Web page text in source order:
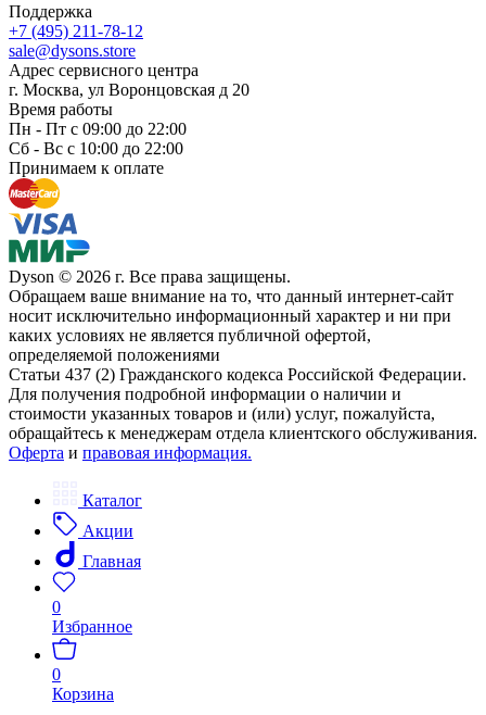
Поддержка
+7 (495) 211-78-12
sale@dysons.store
Адрес сервисного центра
г. Москва, ул Воронцовская д 20
Время работы
Пн - Пт с 09:00 до 22:00
Сб - Вс с 10:00 до 22:00
Принимаем к оплате
Dyson © 2026 г. Все права защищены.
Обращаем ваше внимание на то, что данный интернет-сайт
носит исключительно информационный характер и ни при
каких условиях не является публичной офертой,
определяемой положениями
Статьи 437 (2) Гражданского кодекса Российской Федерации.
Для получения подробной информации о наличии и
стоимости указанных товаров и (или) услуг, пожалуйста,
обращайтесь к менеджерам отдела клиентского обслуживания.
Оферта и правовая информация.
Каталог
Акции
Главная
0
Избранное
0
Корзина